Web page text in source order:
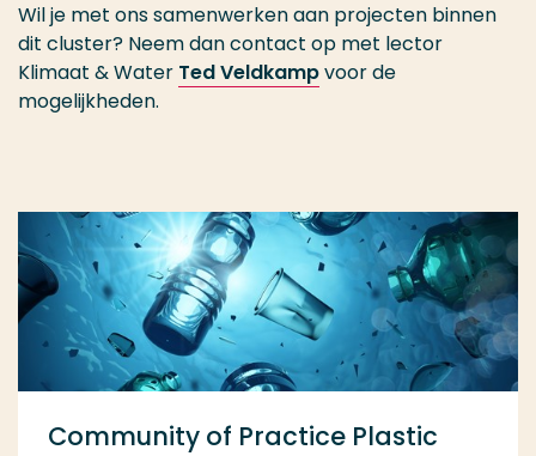
Wil je met ons samenwerken aan projecten binnen
dit cluster? Neem dan contact op met lector
Klimaat & Water Ted Veldkampvoor de
mogelijkheden.
Community of Practice Plastic